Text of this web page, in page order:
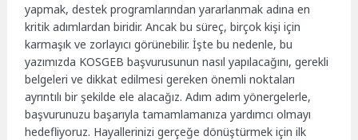
yapmak, destek programlarından yararlanmak adına en
kritik adımlardan biridir. Ancak bu süreç, birçok kişi için
karmaşık ve zorlayıcı görünebilir. İşte bu nedenle, bu
yazımızda KOSGEB başvurusunun nasıl yapılacağını, gerekli
belgeleri ve dikkat edilmesi gereken önemli noktaları
ayrıntılı bir şekilde ele alacağız. Adım adım yönergelerle,
başvurunuzu başarıyla tamamlamanıza yardımcı olmayı
hedefliyoruz. Hayallerinizi gerçeğe dönüştürmek için ilk